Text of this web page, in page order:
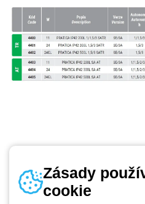
Telefonní číslo
Zásady
cookie